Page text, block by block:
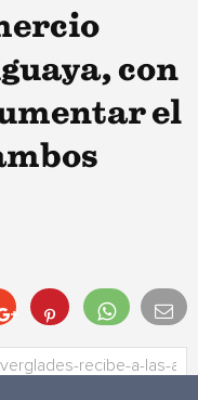
con
el